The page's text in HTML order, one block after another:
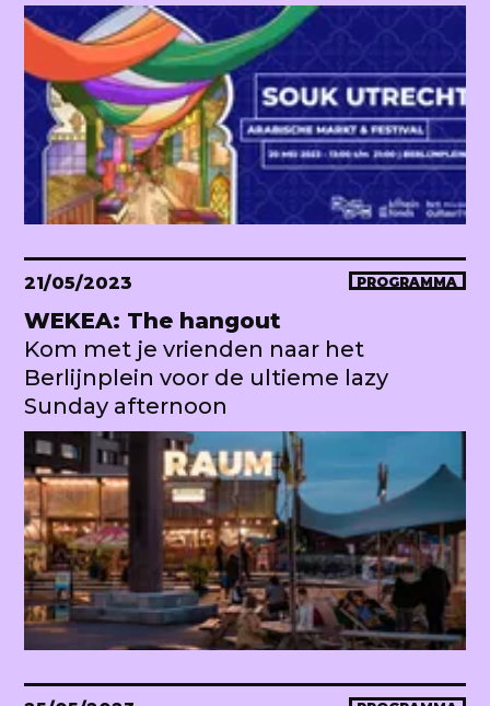
21/05/2023 PROGRAMMA
WEKEA: The hangout
Kom met je vrienden naar het
Berlijnplein voor de ultieme lazy
Sunday afternoon